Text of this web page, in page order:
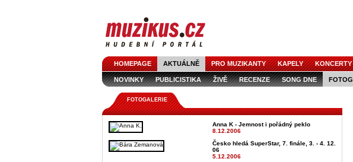
HOMEPAGE AKTUÁLNĚ PRO MUZIKANTY KAPELY KONCERTY
NOVINKY PUBLICISTIKA ŽIVĚ RECENZE SONG DNE
FOTOGALERIE
Anna K - Jemnost i pořádný peklo
8.12.2006
Česko hledá SuperStar, 7. finále, 3. - 4. 12.
06
5.12.2006